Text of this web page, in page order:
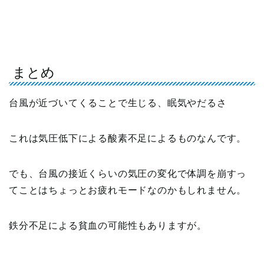
まとめ
台風が近づいてくることで生じる、眠気やだるさ
これは気圧低下による酸素不足によるものなんです。
でも、台風の接近くらいの気圧の変化で体調を崩すっ
てことはちょっとお疲れモードなのかもしれません。
鉄分不足による貧血の可能性もありますが。